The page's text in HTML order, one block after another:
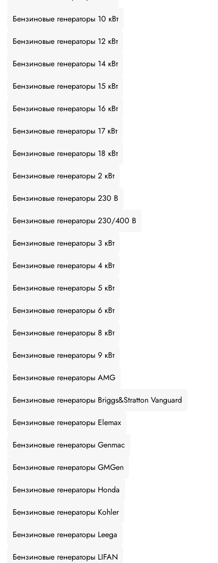
Бензиновые генераторы 10 кВт
Бензиновые генераторы 12 кВт
Бензиновые генераторы 14 кВт
Бензиновые генераторы 15 кВт
Бензиновые генераторы 16 кВт
Бензиновые генераторы 17 кВт
Бензиновые генераторы 18 кВт
Бензиновые генераторы 2 кВт
Бензиновые генераторы 230 В
Бензиновые генераторы 230/400 В
Бензиновые генераторы 3 кВт
Бензиновые генераторы 4 кВт
Бензиновые генераторы 5 кВт
Бензиновые генераторы 6 кВт
Бензиновые генераторы 8 кВт
Бензиновые генераторы 9 кВт
Бензиновые генераторы AMG
Бензиновые генераторы Briggs&Stratton Vanguard
Бензиновые генераторы Elemax
Бензиновые генераторы Genmac
Бензиновые генераторы GMGen
Бензиновые генераторы Honda
Бензиновые генераторы Kohler
Бензиновые генераторы Leega
Бензиновые генераторы LIFAN